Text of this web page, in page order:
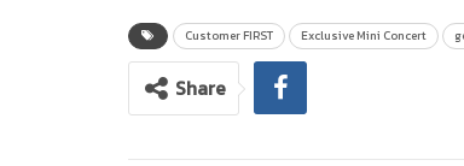
Customer FIRST Exclusive Mini Concert
Share